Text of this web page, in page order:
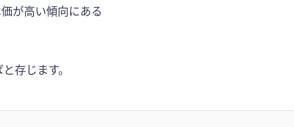
が高い傾向にある
存じます。